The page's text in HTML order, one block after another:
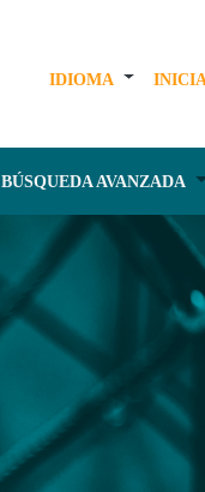
IDIOMA
BÚSQUEDA AVANZADA